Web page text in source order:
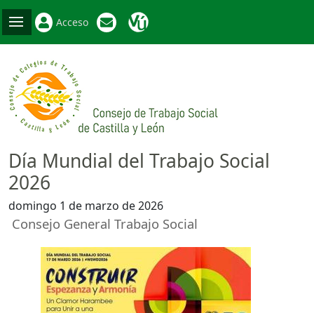
Acceso
Día Mundial del Trabajo Social
2026
domingo 1 de marzo de 2026
Consejo General Trabajo Social